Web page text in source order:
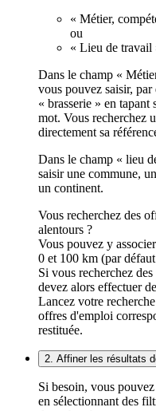
« Métier,
ou
« Lieu de travail
Dans le champ «
vous pouvez saisir,
« brasserie » en tapant
mot. Vous recherchez
directement sa
Dans le champ « lieu
saisir une commune,
un continent.
Vous recherchez des
alentours ?
Vous pouvez y
0 et 100 km (par
Si vous recherchez
devez alors effectuer
Lancez votre
offres d'emploi
restituée.
2. Affiner les résultats
Si besoin, vous
en sélectionnant des